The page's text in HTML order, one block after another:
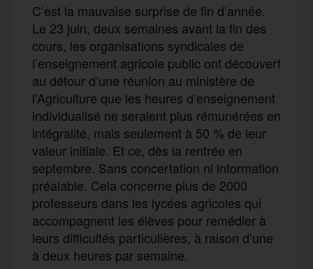
C’est la mauvaise surprise de fin d’année.
Le 23 juin, deux semaines avant la fin des
cours, les organisations syndicales de
l’enseignement agricole public ont découvert
au détour d’une réunion au ministère de
l’Agriculture que les heures d’enseignement
individualisé ne seraient plus rémunérées en
intégralité, mais seulement à 50 % de leur
valeur initiale. Et ce, dès la rentrée en
septembre. Sans concertation ni information
préalable. Cela concerne plus de 2000
professeurs dans les lycées agricoles qui
accompagnent les élèves pour remédier à
leurs difficultés particulières, à raison d’une
à deux heures par semaine.